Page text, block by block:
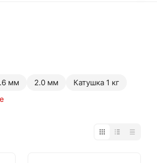
мм 2.0 мм
Катушка 1 кг